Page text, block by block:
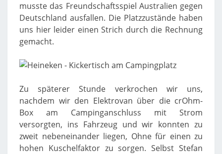
musste das Freundschaftsspiel Australien gegen
Deutschland ausfallen. Die Platzzustände haben
uns hier leider einen Strich durch die Rechnung
gemacht.
Zu späterer Stunde verkrochen wir uns,
nachdem wir den Elektrovan über die crOhm-
Box am Campinganschluss mit Strom
versorgten, ins Fahrzeug und wir konnten zu
zweit nebeneinander liegen, Ohne für einen zu
hohen Kuschelfaktor zu sorgen. Selbst Stefan